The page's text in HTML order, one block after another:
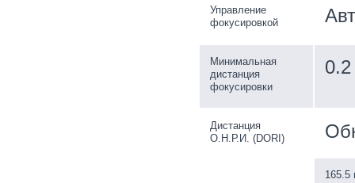
Управление
фокусировкой
Минимальная
дистанция
фокусировки
Дистанция
О.Н.Р.И. (DORI)
165.5